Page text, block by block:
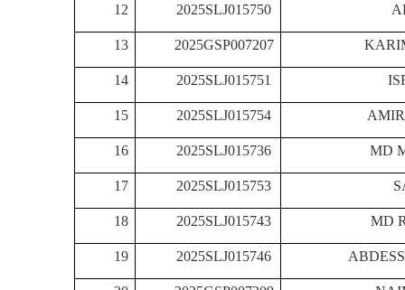
12 2025SLJ015750
13 2025GSP007207
14 2025SLJ015751
15 2025SLJ015754
16 2025SLJ015736 MD
17 2025SLJ015753
18 2025SLJ015743 MD
19 2025SLJ015746